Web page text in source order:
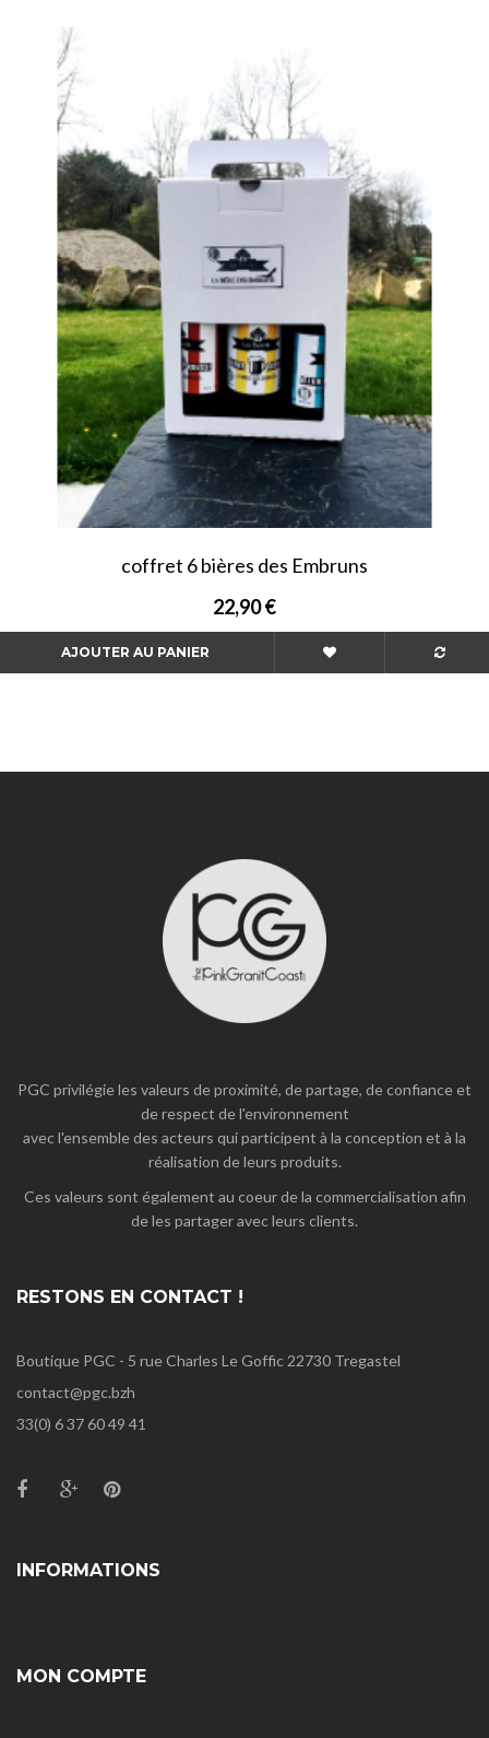
coffret 6 bières des Embruns
22,90 €
AJOUTER AU PANIER
PGC privilégie les valeurs de proximité, de partage, de confiance et
de respect de l'environnement
avec l'ensemble des acteurs qui participent à la conception et à la
réalisation de leurs produits.
Ces valeurs sont également au coeur de la commercialisation afin
de les partager avec leurs clients.
RESTONS EN CONTACT !
Boutique PGC - 5 rue Charles Le Goffic 22730 Tregastel
contact@pgc.bzh
33(0) 6 37 60 49 41
INFORMATIONS
MON COMPTE